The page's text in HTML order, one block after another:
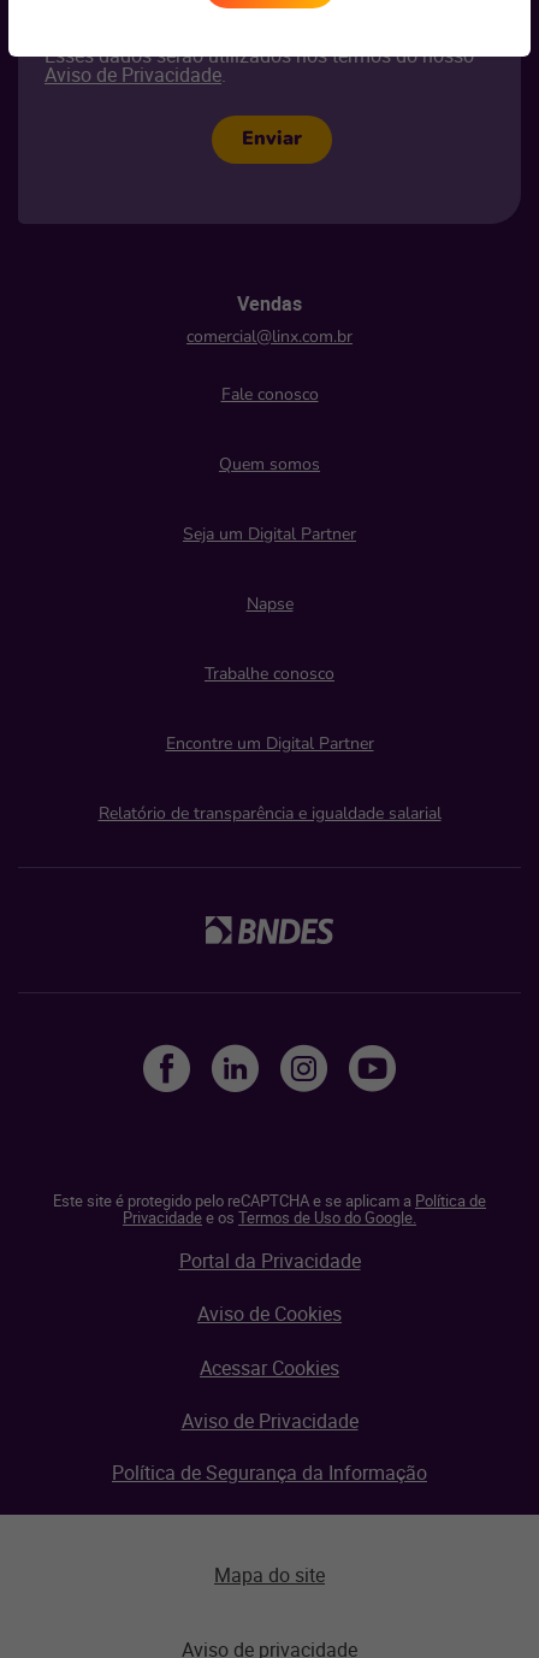
Esses dados serão utilizados nos termos do nosso
Aviso de Privacidade.
Enviar
Vendas
comercial@linx.com.br
Fale conosco
Quem somos
Seja um Digital Partner
Napse
Trabalhe conosco
Encontre um Digital Partner
Relatório de transparência e igualdade salarial
Este site é protegido pelo reCAPTCHA e se aplicam a Política de
Privacidadee os Termos de Uso do Google.
Portal da Privacidade
Aviso de Cookies
Acessar Cookies
Aviso de Privacidade
Política de Segurança da Informação
Mapa do site
Aviso de privacidade